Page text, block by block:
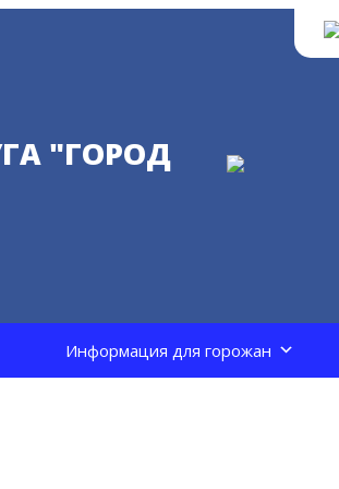
"ГОРОД
Информация для горожан